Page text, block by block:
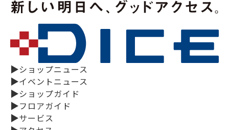
▶ショップニュース
▶イベントニュース
▶ショップガイド
▶フロアガイド
▶サービス